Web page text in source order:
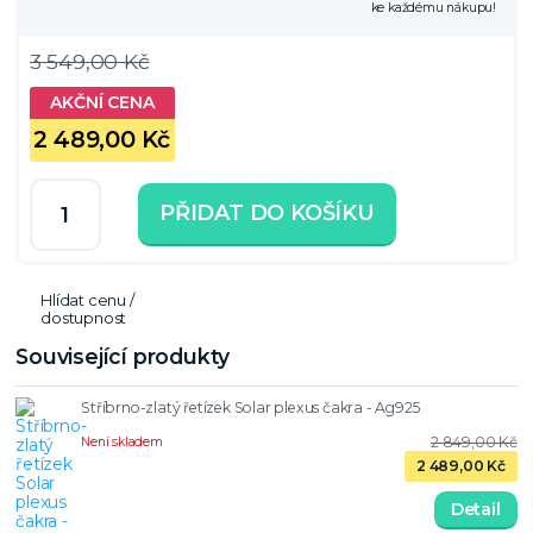
ke každému nákupu!
2 489,00 Kč
3 549,00 Kč
PŘIDAT DO KOŠÍKU
Hlídat cenu /
dostupnost
Související produkty
Stříbrno-zlatý řetízek Solar plexus čakra - Ag925
2 849,00 Kč
2 489,00 Kč
Není skladem
Detail